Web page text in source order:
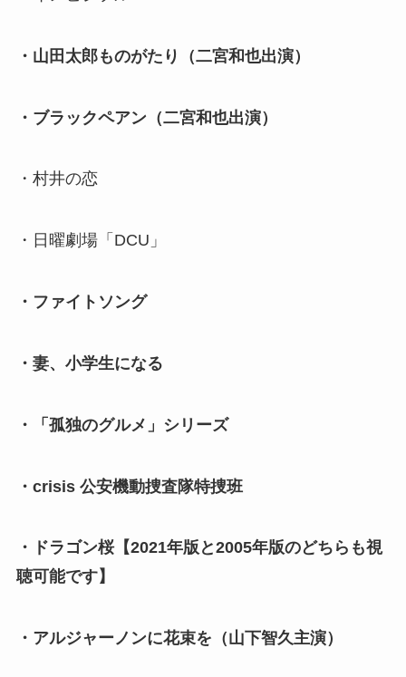
・山田太郎ものがたり（二宮和也出演）
・ブラックペアン（二宮和也出演）
・村井の恋
・日曜劇場「DCU」
・ファイトソング
・妻、小学生になる
・「孤独のグルメ」シリーズ
・crisis 公安機動捜査隊特捜班
・ドラゴン桜【2021年版と2005年版のどちらも視
聴可能です】
・アルジャーノンに花束を（山下智久主演）